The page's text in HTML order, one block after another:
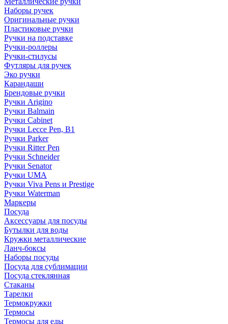
Наборы ручек
Оригинальные ручки
Пластиковые ручки
Ручки на подставке
Ручки-роллеры
Ручки-стилусы
Футляры для ручек
Эко ручки
Карандаши
Брендовые ручки
Ручки Arigino
Ручки Balmain
Ручки Cabinet
Ручки Lecce Pen, B1
Ручки Parker
Ручки Ritter Pen
Ручки Schneider
Ручки Senator
Ручки UMA
Ручки Viva Pens и Prestige
Ручки Waterman
Маркеры
Посуда
Аксессуары для посуды
Бутылки для воды
Кружки металлические
Ланч-боксы
Наборы посуды
Посуда для сублимации
Посуда стеклянная
Стаканы
Тарелки
Термокружки
Термосы
Термосы для еды